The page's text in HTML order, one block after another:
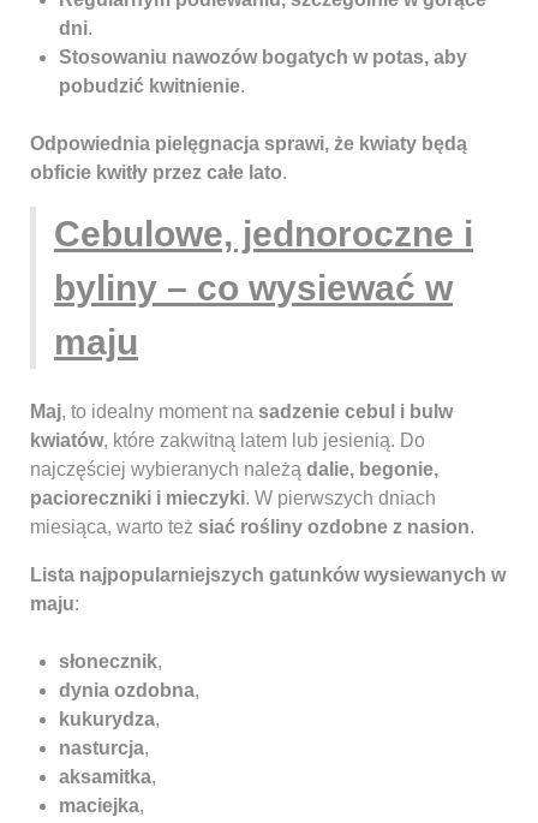
dni.
Stosowaniu nawozów bogatych w potas, aby
pobudzić kwitnienie.
Odpowiednia pielęgnacja sprawi, że kwiaty będą
obficie kwitły przez całe lato.
Cebulowe, jednoroczne i
byliny – co wysiewać w
maju
Maj, to idealny moment na sadzenie cebul i bulw
kwiatów, które zakwitną latem lub jesienią. Do
najczęściej wybieranych należą dalie, begonie,
pacioreczniki i mieczyki. W pierwszych dniach
miesiąca, warto też siać rośliny ozdobne z nasion.
Lista najpopularniejszych gatunków wysiewanych w
maju:
słonecznik,
dynia ozdobna,
kukurydza,
nasturcja,
aksamitka,
maciejka,